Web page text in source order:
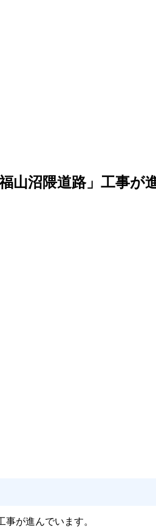
山沼隈道路」工事が
が進んでいます。